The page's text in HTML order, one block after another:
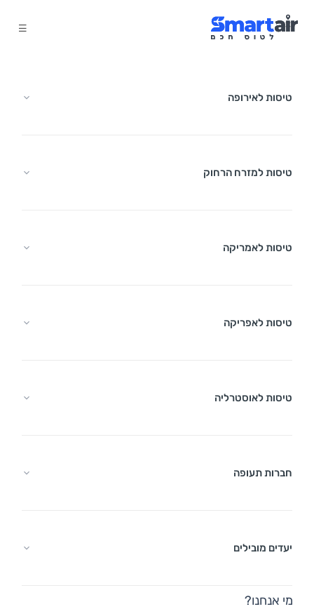
טיסות לאירופה
טיסות למזרח הרחוק
טיסות לאמריקה
טיסות לאפריקה
טיסות לאוסטרליה
חברות תעופה
יעדים מובילים
מי אנחנו?